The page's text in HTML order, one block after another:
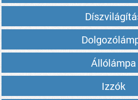
Állólámpa
Izzók